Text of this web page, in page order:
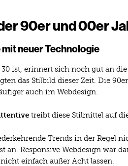
90er und 00er
neuer Technologie
ist, erinnert sich noch gut an die
das Stilbild dieser Zeit. Die
auch im Webdesign.
treibt diese Stilmittel auf
Trends in der Regel
an. Responsive Webdesign war
einfach außer Acht lassen.